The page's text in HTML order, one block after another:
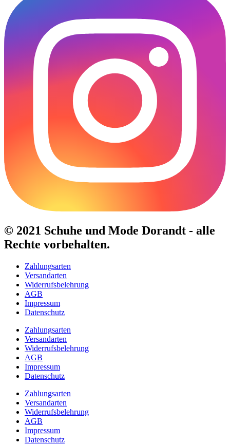
© 2021 Schuhe und Mode Dorandt - alle
Rechte vorbehalten.
Zahlungsarten
Versandarten
Widerrufsbelehrung
AGB
Impressum
Datenschutz
Zahlungsarten
Versandarten
Widerrufsbelehrung
AGB
Impressum
Datenschutz
Zahlungsarten
Versandarten
Widerrufsbelehrung
AGB
Impressum
Datenschutz